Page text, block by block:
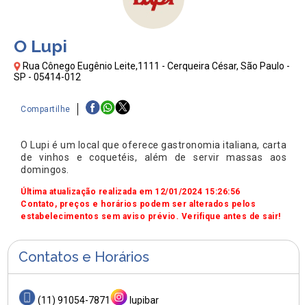
O Lupi
Rua Cônego Eugênio Leite,1111 - Cerqueira César, São Paulo -
SP - 05414-012
Compartilhe
O Lupi é um local que oferece gastronomia italiana, carta
de vinhos e coquetéis, além de servir massas aos
domingos.
Última atualização realizada em 12/01/2024 15:26:56
Contato, preços e horários podem ser alterados pelos
estabelecimentos sem aviso prévio. Verifique antes de sair!
Contatos e Horários
(11) 91054-7871 lupibar